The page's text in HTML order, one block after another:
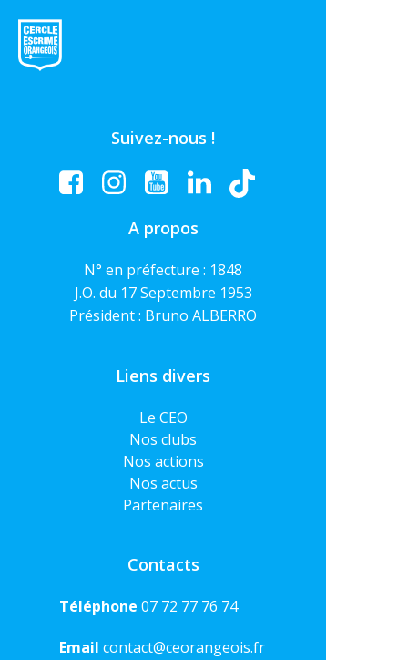
Suivez-nous !
A propos
N° en préfecture : 1848
J.O. du 17 Septembre 1953
Président : Bruno ALBERRO
Liens divers
Le CEO
Nos clubs
Nos actions
Nos actus
Partenaires
Contacts
Téléphone 07 72 77 76 74
Email contact@ceorangeois.fr